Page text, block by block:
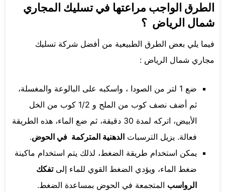
الطرق الواجب مراعتها في تسليك المجاري
شمال الرياض ؟
فيما يلي بعض الطرق الطبيعية من أفضل شركة تسليك
مجاري شمال الرياض :
ضع 1 لتر من الصودا ، واسكبه على البالوعة والمغسلة،
ثم أضف نصف كوب من الملح و 1/2 كوب من الخل
الأبيض، اتركه لمدة 30 دقيقة، ثم ضع الماء، هذه الطريقة
فعالة. يزيل الترسبات الدهنية المتركمة في الحوض.
يمكن استخدام طريقة الضغط، لذلك يتم استخدام ماكينة
ضغط الماء، ويؤدي الضغط القوي للماء إلىتفكك
الرواسب المتجمعة في الحوض بمساعدة الضغط.